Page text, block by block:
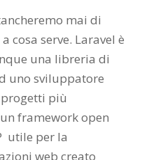
mai di
cosa serve. Laravel è
una libreria di
uno sviluppatore
più
framework open
utile per la
web creato